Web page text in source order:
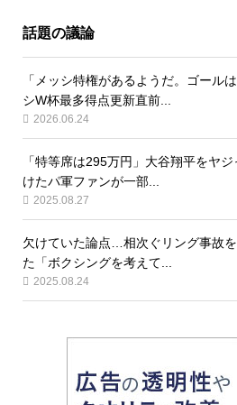
話題の議論
「メッシ特権があるようだ。ゴール
シW杯最多得点更新直前...
2026.06.24
「特等席は295万円」大谷翔平をヤ
けたパ軍ファンが一部...
2025.08.27
欠けていた論点…相次ぐリング事故
た「ボクシングを考えて...
2025.08.24